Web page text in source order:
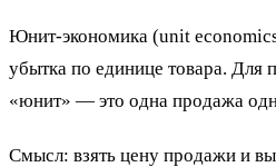
Юнит-экономика (unit
убытка по единице товара. Для
«юнит» — это одна продажа
Смысл: взять цену продажи и